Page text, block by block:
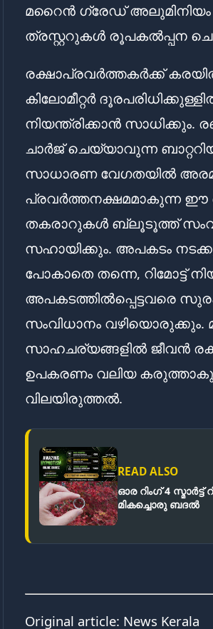
മറൈൻ ഗ്രേഡ് അലുമിനിയം
ത്രസ്റ്ററുകൾ രൂപകൽപ്പന
രക്ഷാപ്രവർത്തകർക്ക്
കിലോമീറ്റർ
നിയന്ത്രിക്കാൻ
ചാർജ് ചെയ്യാവുന്ന
സാധാരണ വേഗതയിൽ
പ്രവർത്തനക്ഷമമാകുന്ന
തകരാറുകൾ ബ്ലൂടൂത്ത്
സഹായിക്കും. അപകടം
പോകാതെ തന്നെ, റിമോട്ട്
അപകടത്തിൽപ്പെട്ടവരെ
സംവിധാനം വഴിയൊരുക്കും.
സാഹചര്യങ്ങളിൽ ജീവൻ
ഉപകരണം വലിയ
വിലയിരുത്തൽ.
READ ALSO
ഓര റിംഗ് 4 സ്മാർട്ട്
മികച്ചൊരു ബദൽ
Original article: News Kerala